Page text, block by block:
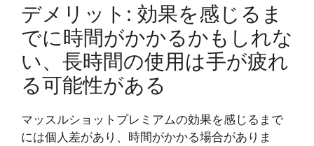
デメリット: 効果を感じるま
でに時間がかかるかもしれな
い、長時間の使用は手が疲れ
る可能性がある
マッスルショットプレミアムの効果を感じるまで
には個人差があり、時間がかかる場合がありま